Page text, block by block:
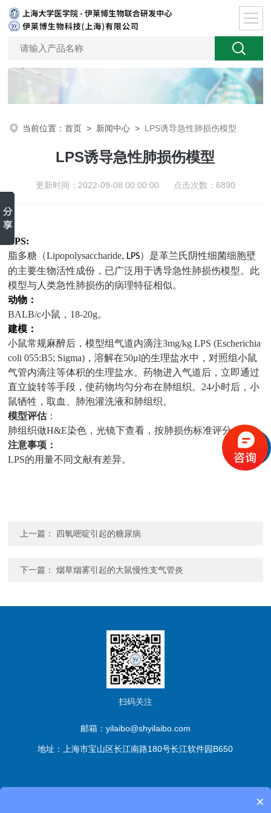
当前位置：首页 > 新闻中心 > LPS诱导急性肺损伤模型
LPS诱导急性肺损伤模型
更新时间：2022-09-08 00:00:00 点击次数：6890
LPS:
脂多糖（Lipopolysaccharide, LPS）是革兰氏阴性细菌细胞壁
的主要生物活性成份，已广泛用于诱导急性肺损伤模型。此
模型与人类急性肺损伤的病理特征相似。
动物：
BALB/c小鼠， 18-20g。
建模：
小鼠常规麻醉后，模型组气道内滴注3mg/kg LPS (Escherichia
coli 055:B5; Sigma) ，溶解在50μl的生理盐水中，对照组小鼠
气管内滴注等体积的生理盐水。药物进入气道后，立即通过
直立旋转等手段，使药物均匀分布在肺组织。 24小时后，小
鼠牺牲，取血、肺泡灌洗液和肺组织。
模型评估 ：
肺组织做H&E染色，光镜下查看，按肺损伤标准评分。
注意事项：
LPS的用量不同文献有差异。
上一篇： 四氧嘧啶引起的糖尿病
下一篇：烟草烟雾引起的大鼠慢性支气管炎
扫码关注
邮箱：yilaibo@shyilaibo.com
地址：上海市宝山区长江南路180号长江软件园B650
×